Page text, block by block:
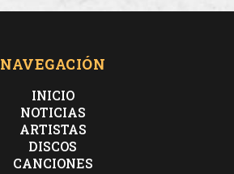
NAVEGACIÓN
INICIO
NOTICIAS
ARTISTAS
DISCOS
CANCIONES